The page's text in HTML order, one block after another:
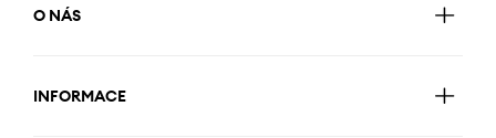
O NÁS
INFORMACE